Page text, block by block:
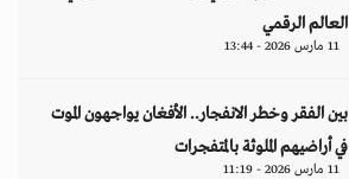
العالم الرقمي
11 مارس 2026 - 13:44
بين الفقر وخطر الانفجار.. الأفغان يواجهون الموت
في أراضيهم الملوثة بالمتفجرات
11 مارس 2026 - 11:19